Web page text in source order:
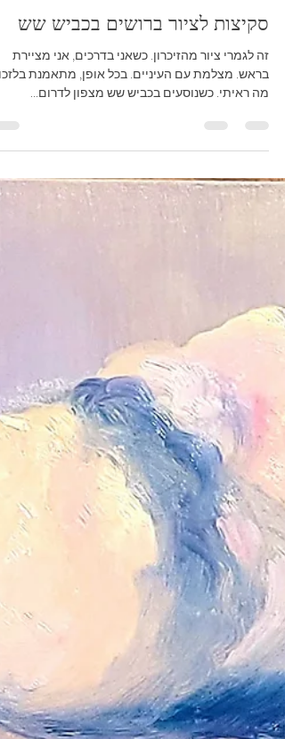
nettacanfi
3 במרץ 2023
זמן קריאה 1 דקות
סקיצות לציור ברושים בכביש שש
זה לגמרי ציור מהזיכרון. כשאני בדרכים, אני מציירת
מה ראיתי. כשנוסעים בכביש שש מצפון לדרום...